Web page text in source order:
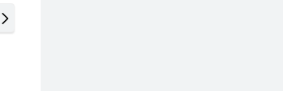
Cm Knock M+Design